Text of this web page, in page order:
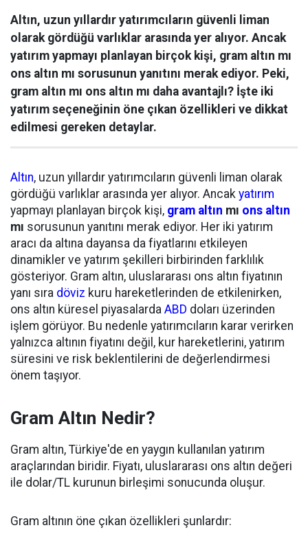
Altın, uzun yıllardır yatırımcıların güvenli liman
olarak gördüğü varlıklar arasında yer alıyor. Ancak
yatırım yapmayı planlayan birçok kişi, gram altın mı
ons altın mı sorusunun yanıtını merak ediyor. Peki,
gram altın mı ons altın mı daha avantajlı? İşte iki
yatırım seçeneğinin öne çıkan özellikleri ve dikkat
edilmesi gereken detaylar.
Altın, uzun yıllardır yatırımcıların güvenli liman olarak
gördüğü varlıklar arasında yer alıyor. Ancak yatırım
yapmayı planlayan birçok kişi, gram altın mı ons altın
mı sorusunun yanıtını merak ediyor. Her iki yatırım
aracı da altına dayansa da fiyatlarını etkileyen
dinamikler ve yatırım şekilleri birbirinden farklılık
gösteriyor. Gram altın, uluslararası ons altın fiyatının
yanı sıra döviz kuru hareketlerinden de etkilenirken,
ons altın küresel piyasalarda ABD doları üzerinden
işlem görüyor. Bu nedenle yatırımcıların karar verirken
yalnızca altının fiyatını değil, kur hareketlerini, yatırım
süresini ve risk beklentilerini de değerlendirmesi
önem taşıyor.
Gram Altın Nedir?
Gram altın, Türkiye'de en yaygın kullanılan yatırım
araçlarından biridir. Fiyatı, uluslararası ons altın değeri
ile dolar/TL kurunun birleşimi sonucunda oluşur.
Gram altının öne çıkan özellikleri şunlardır: